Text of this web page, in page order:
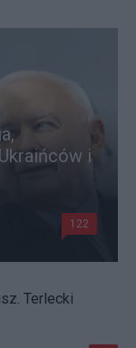
i
122
Terlecki